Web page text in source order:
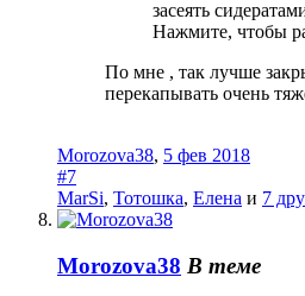
засеять
Нажмите, чтобы
По мне , так лучше
перекапывать очень
Morozova38, 5 фев 2018
#7
MarSi, Тотошка, Елена и 7
Morozova38 В теме